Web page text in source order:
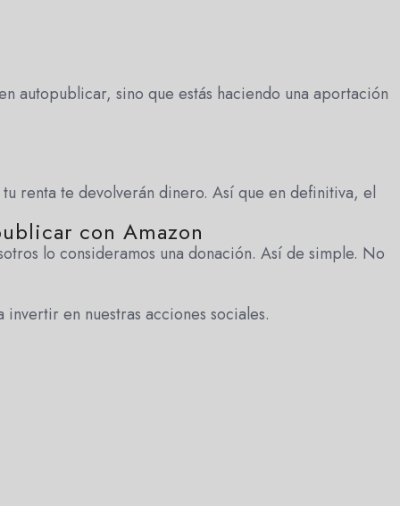
autopublicar, sino que estás haciendo una aportación
renta te devolverán dinero. Así que en definitiva, el
lo consideramos una donación. Así de simple. No
en nuestras acciones sociales.
con Amazon